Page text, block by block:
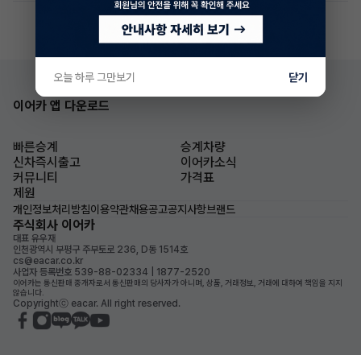
이어카 앱 다운로드
빠른승계
승계차량
신차즉시출고
이어카소식
커뮤니티
가격표
제원
개인정보처리방침이용약관채용공고공지사항브랜드
주식회사 이어카
대표 유우재
인천광역시 부평구 주부토로 236, D동 1514호
cs@eacar.co.kr
사업자 등록번호 539-88-02334 | 1877-2520
이어카는 통신판매 중개자로서 통신판매의 당사자가 아니며, 상품, 거래정보, 거래에 대하여 책임을 지지
않습니다.
Copyrightⓒ eacar. All right reserved.
오늘 하루 그만보기 닫기